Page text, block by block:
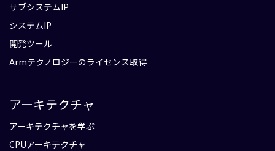
サブシステムIP
システムIP
開発ツール
Armテクノロジーのライセンス取得
アーキテクチャ
アーキテクチャを学ぶ
CPUアーキテクチャ